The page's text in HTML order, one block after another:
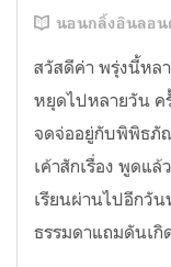
นอนกลิ้งอินลอ
สวัสดีค่า พรุ่งนี้หล
หยุดไปหลายวัน ค
จดจ่ออยู่กับพิพิธภั
เค้าสักเรื่อง พูดแ
เรียนผ่านไปอีกวัน
ธรรมดาแถมดันเกิ